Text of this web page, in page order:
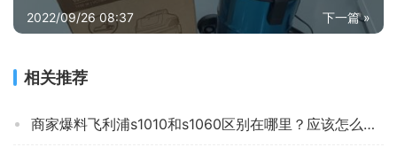
下一篇 »
2022/09/26 08:37
相关推荐
商家爆料飞利浦s1010和s1060区别在哪里？应该怎么样选择